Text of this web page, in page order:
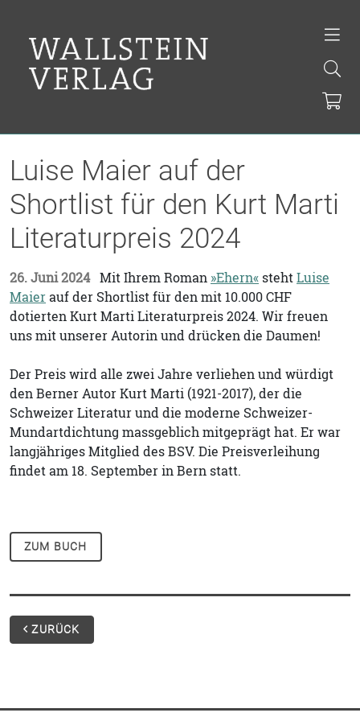
Luise Maier auf der
Shortlist für den Kurt Marti
Literaturpreis 2024
26. Juni 2024 Mit Ihrem Roman »Ehern« stehtLuise
Maierauf der Shortlist für den mit 10.000 CHF
dotierten Kurt Marti Literaturpreis 2024. Wir freuen
uns mit unserer Autorin und drücken die Daumen!
Der Preis wird alle zwei Jahre verliehen und würdigt
den Berner Autor Kurt Marti (1921-2017), der die
Schweizer Literatur und die moderne Schweizer-
Mundartdichtung massgeblich mitgeprägt hat. Er war
langjähriges Mitglied des BSV. Die Preisverleihung
findet am 18. September in Bern statt.
ZUM BUCH
ZURÜCK